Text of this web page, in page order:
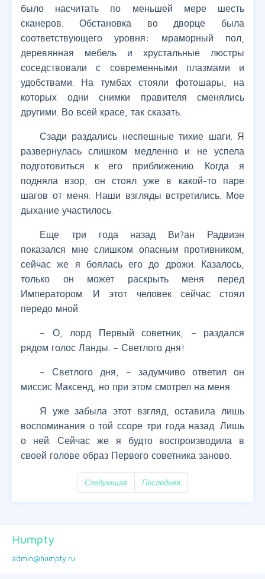
было насчитать по меньшей мере шесть
сканеров. Обстановка во дворце была
соответствующего уровня: мраморный пол,
деревянная мебель и хрустальные люстры
соседствовали с современными плазмами и
удобствами. На тумбах стояли фотошары, на
которых одни снимки правителя сменялись
другими. Во всей красе, так сказать.
Сзади раздались неспешные тихие шаги. Я
развернулась слишком медленно и не успела
подготовиться к его приближению. Когда я
подняла взор, он стоял уже в какой-то паре
шагов от меня. Наши взгляды встретились. Мое
дыхание участилось.
Еще три года назад Ви?ан Радвиэн
показался мне слишком опасным противником,
сейчас же я боялась его до дрожи. Казалось,
только он может раскрыть меня перед
Императором. И этот человек сейчас стоял
передо мной.
– О, лорд Первый советник, – раздался
рядом голос Ланды. – Светлого дня!
– Светлого дня, – задумчиво ответил он
миссис Максенд, но при этом смотрел на меня.
Я уже забыла этот взгляд, оставила лишь
воспоминания о той ссоре три года назад. Лишь
о ней. Сейчас же я будто воспроизводила в
своей голове образ Первого советника заново.
Следующая Последняя
Humpty
admin@humpty.ru